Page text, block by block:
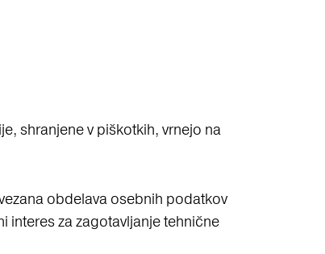
shranjene v piškotkih, vrnejo na
obdelava osebnih podatkov
interes za zagotavljanje tehnične